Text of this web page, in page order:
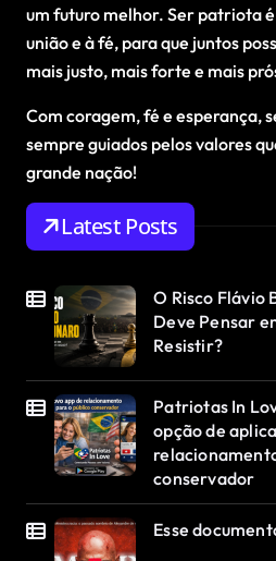
um futuro melhor. Ser patriota
união e à fé, para que juntos
mais justo, mais forte e mais
Com coragem, fé e esperança,
sempre guiados pelos valores
grande nação!
Latest Posts
O Risco Flávio
Deve Pensar
Resistir?
Patriotas In
opção de
conservador
Esse